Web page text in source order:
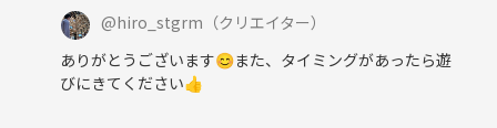
@hiro_stgrm （クリエイター）
ありがとうございます😊また、タイミングがあったら遊
びにきてください👍